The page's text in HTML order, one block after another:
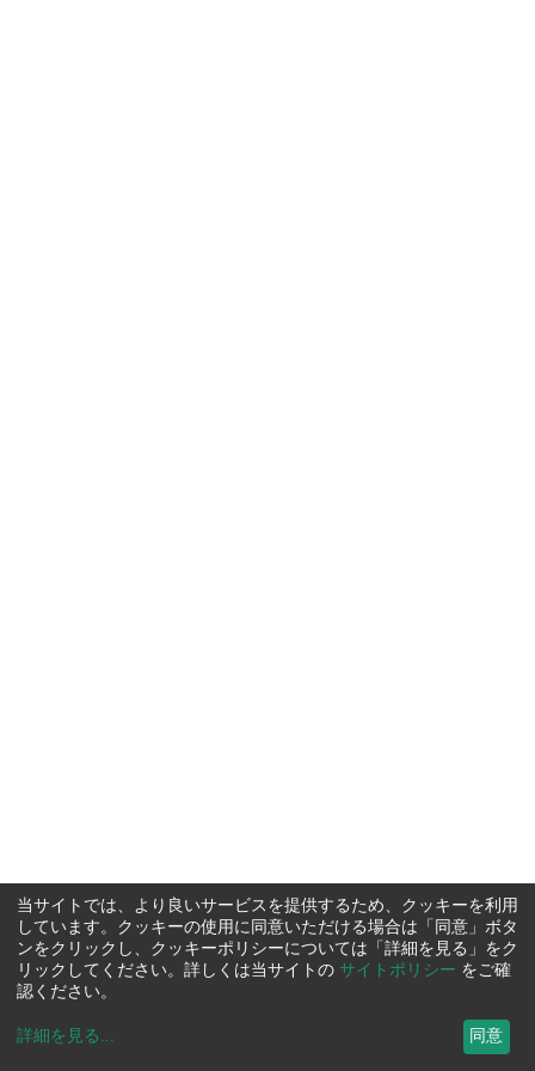
当サイトでは、より良いサービスを提供するため、クッキーを利用
しています。クッキーの使用に同意いただける場合は「同意」ボタ
ンをクリックし、クッキーポリシーについては「詳細を見る」をク
リックしてください。詳しくは当サイトの サイトポリシー をご確
認ください。
詳細を見る ... 同意